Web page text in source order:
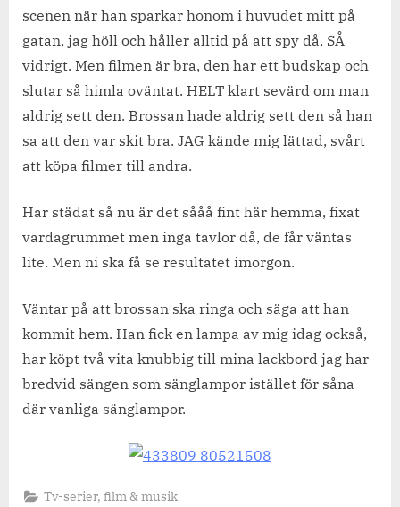
scenen när han sparkar honom i huvudet mitt på
gatan, jag höll och håller alltid på att spy då, SÅ
vidrigt. Men filmen är bra, den har ett budskap och
slutar så himla oväntat. HELT klart sevärd om man
aldrig sett den. Brossan hade aldrig sett den så han
sa att den var skit bra. JAG kände mig lättad, svårt
att köpa filmer till andra.
Har städat så nu är det sååå fint här hemma, fixat
vardagrummet men inga tavlor då, de får väntas
lite. Men ni ska få se resultatet imorgon.
Väntar på att brossan ska ringa och säga att han
kommit hem. Han fick en lampa av mig idag också,
har köpt två vita knubbig till mina lackbord jag har
bredvid sängen som sänglampor istället för såna
där vanliga sänglampor.
Tv-serier, film & musik